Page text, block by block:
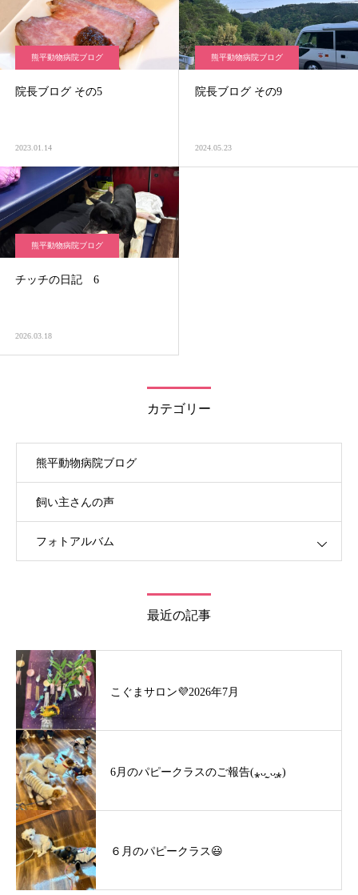
熊平動物病院ブログ
院長ブログ その5
2023.01.14
熊平動物病院ブログ
院長ブログ その9
2024.05.23
熊平動物病院ブログ
チッチの日記 6
2026.03.18
カテゴリー
熊平動物病院ブログ
飼い主さんの声
フォトアルバム
最近の記事
こぐまサロン💜2026年7月
6月のパピークラスのご報告(⁎ᴗ͈ˬᴗ͈⁎)
６月のパピークラス😃